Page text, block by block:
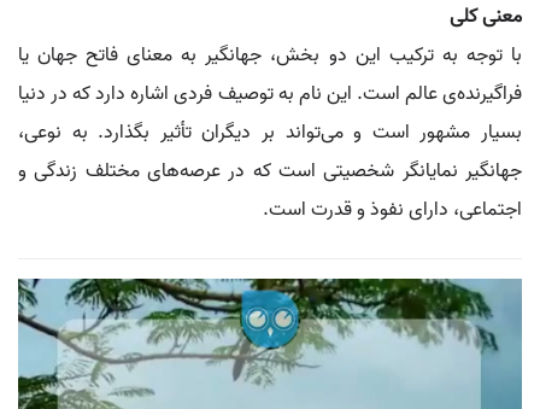
معنی کلی
با توجه به ترکیب این دو بخش، جهانگیر به معنای فاتح جهان یا
فراگیرنده‌ی عالم است. این نام به توصیف فردی اشاره دارد که در دنیا
بسیار مشهور است و می‌تواند بر دیگران تأثیر بگذارد. به نوعی،
جهانگیر نمایانگر شخصیتی است که در عرصه‌های مختلف زندگی و
اجتماعی، دارای نفوذ و قدرت است.